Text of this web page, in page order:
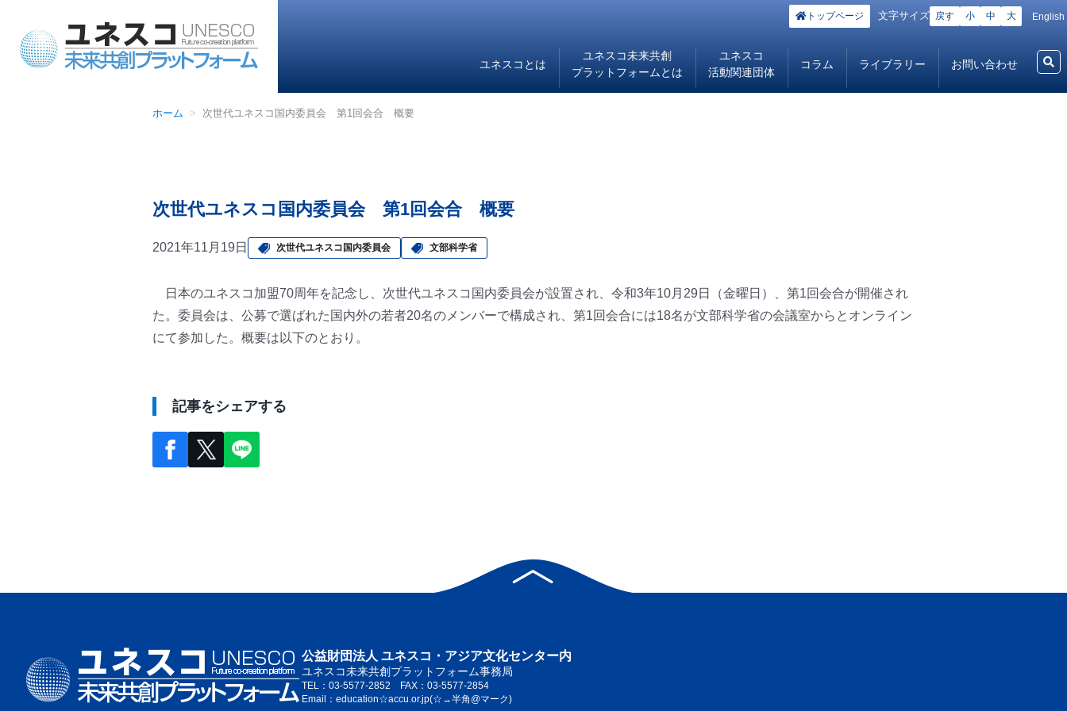
トップページ 文字サイズ 戻す 小 中 大 English
ユネスコとは
ユネスコ未来共創
プラットフォームとは
ユネスコ
活動関連団体
コラム ライブラリー お問い合わせ
ホーム 次世代ユネスコ国内委員会 第1回会合 概要
次世代ユネスコ国内委員会 第1回会合 概要
2021年11月19日 次世代ユネスコ国内委員会 文部科学省
日本のユネスコ加盟70周年を記念し、次世代ユネスコ国内委員会が設置され、令和3年10月29日（金曜日）、第1回会合が開催され
た。委員会は、公募で選ばれた国内外の若者20名のメンバーで構成され、第1回会合には18名が文部科学省の会議室からとオンライン
にて参加した。概要は以下のとおり。
記事をシェアする
公益財団法人 ユネスコ・アジア文化センター内
ユネスコ未来共創プラットフォーム事務局
TEL：03-5577-2852 FAX：03-5577-2854
Email：education☆accu.or.jp(☆→半角@マーク)